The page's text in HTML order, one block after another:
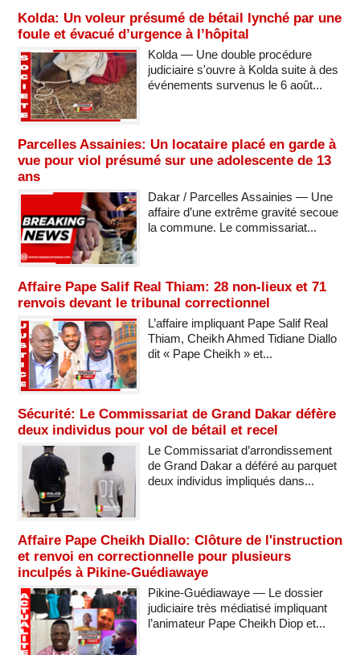
Kolda: Un voleur présumé de bétail lynché par une
foule et évacué d’urgence à l’hôpital
Kolda — Une double procédure
judiciaire s'ouvre à Kolda suite à des
événements survenus le 6 août...
Parcelles Assainies: Un locataire placé en garde à
vue pour viol présumé sur une adolescente de 13
ans
Dakar / Parcelles Assainies — Une
affaire d’une extrême gravité secoue
la commune. Le commissariat...
Affaire Pape Salif Real Thiam: 28 non-lieux et 71
renvois devant le tribunal correctionnel
L’affaire impliquant Pape Salif Real
Thiam, Cheikh Ahmed Tidiane Diallo
dit « Pape Cheikh » et...
Sécurité: Le Commissariat de Grand Dakar défère
deux individus pour vol de bétail et recel
Le Commissariat d’arrondissement
de Grand Dakar a déféré au parquet
deux individus impliqués dans...
Affaire Pape Cheikh Diallo: Clôture de l'instruction
et renvoi en correctionnelle pour plusieurs
inculpés à Pikine-Guédiawaye
Pikine-Guédiawaye — Le dossier
judiciaire très médiatisé impliquant
l’animateur Pape Cheikh Diop et...